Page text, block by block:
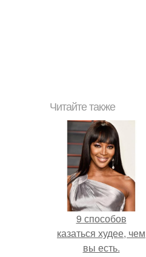
Читайте также
9 способов
казаться худее, чем
вы есть.